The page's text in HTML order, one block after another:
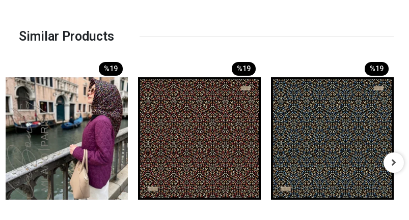
Similar Products
%19 %19 %19